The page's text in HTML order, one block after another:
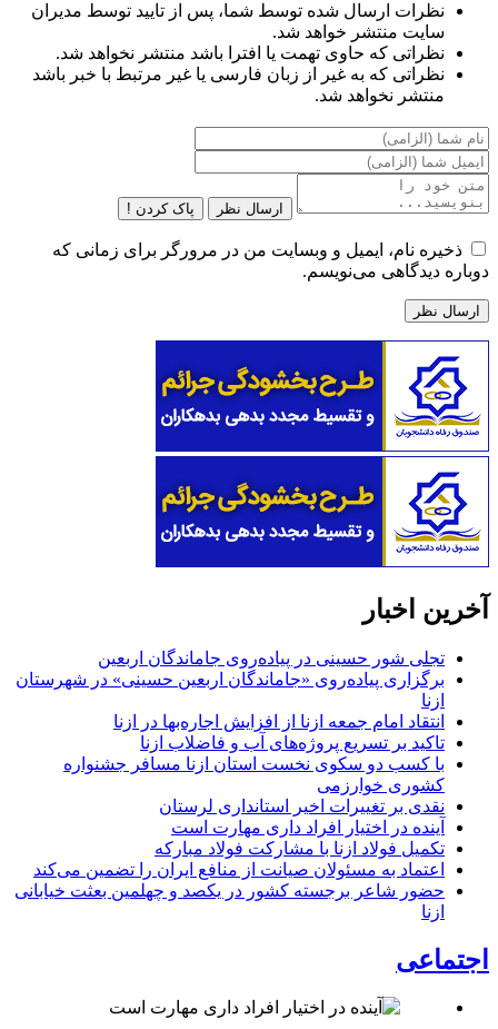
نظرات ارسال شده توسط شما، پس از تایید توسط مدیران
سایت منتشر خواهد شد.
نظراتی که حاوی تهمت یا افترا باشد منتشر نخواهد شد.
نظراتی که به غیر از زبان فارسی یا غیر مرتبط با خبر باشد
منتشر نخواهد شد.
ارسال نظر پاک کردن !
ذخیره نام، ایمیل و وبسایت من در مرورگر برای زمانی که
دوباره دیدگاهی می‌نویسم.
آخرین اخبار
تجلی شور حسینی در پیاده‌روی جاماندگان اربعین
برگزاری پیاده‌روی «جاماندگان اربعین حسینی» در شهرستان
ازنا
انتقاد امام جمعه ازنا از افزایش اجاره‌بها در ازنا
تاکید بر تسریع پروژه‌های آب و فاضلاب ازنا
با کسب دو سکوی نخست استان ازنا مسافر جشنواره
کشوری خوارزمی
نقدی بر تغییرات اخیر استانداری لرستان
آینده در اختیار افراد داری مهارت است
تکمیل فولاد ازنا با مشارکت فولاد مبارکه
اعتماد به مسئولان صیانت از منافع ایران را تضمین می‌کند
حضور شاعر برجسته کشور در یکصد و چهلمین بعثت خیابانی
ازنا
اجتماعی